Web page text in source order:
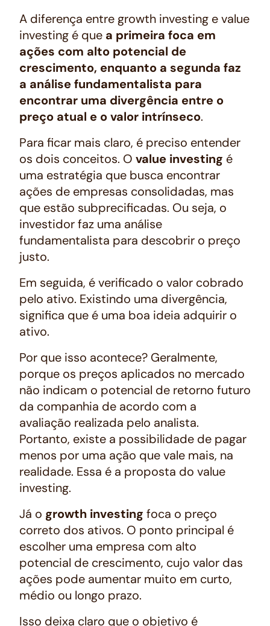
A diferença entre growth investing evalue
investing é que a primeira foca em
ações com alto potencial de
crescimento, enquanto a segunda faz
a análise fundamentalista para
encontrar uma divergência entre o
preço atual e o valor intrínseco.
Para ficar mais claro, é preciso entender
os dois conceitos. O value investing é
uma estratégia que busca encontrar
ações de empresas consolidadas, mas
que estão subprecificadas. Ou seja, o
investidor faz uma análise
fundamentalista para descobrir o preço
justo.
Em seguida, é verificado o valor cobrado
pelo ativo. Existindo uma divergência,
significa que é uma boa ideia adquirir o
ativo.
Por que isso acontece? Geralmente,
porque os preços aplicados no mercado
não indicam o potencial de retorno futuro
da companhia de acordo com a
avaliação realizada pelo analista.
Portanto, existe a possibilidade de pagar
menos por uma ação que vale mais, na
realidade. Essa é a proposta do value
investing.
Já o growth investing foca o preço
correto dos ativos. O ponto principal é
escolher uma empresa com alto
potencial de crescimento, cujo valor das
ações pode aumentar muito em curto,
médio ou longo prazo.
Isso deixa claro que o objetivo é